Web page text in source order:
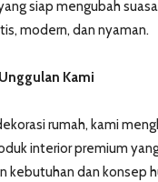
siap mengubah
modern, dan nyaman.
Kami
rumah, kami
interior premium
kebutuhan dan konsep